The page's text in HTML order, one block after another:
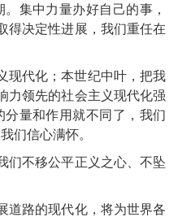
集中力量办好自己的事，
得决定性进展，我们重任在
代化；本世纪中叶，把我
力领先的社会主义现代化强
分量和作用就不同了，我们
们信心满怀。
不移公平正义之心、不坠
路的现代化，将为世界各